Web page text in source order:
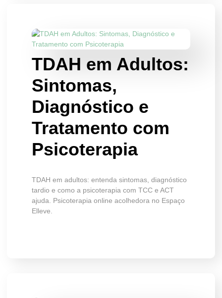
TDAH em Adultos:
Sintomas,
Diagnóstico e
Tratamento com
Psicoterapia
TDAH em adultos: entenda sintomas, diagnóstico
tardio e como a psicoterapia com TCC e ACT
ajuda. Psicoterapia online acolhedora no Espaço
Elleve.